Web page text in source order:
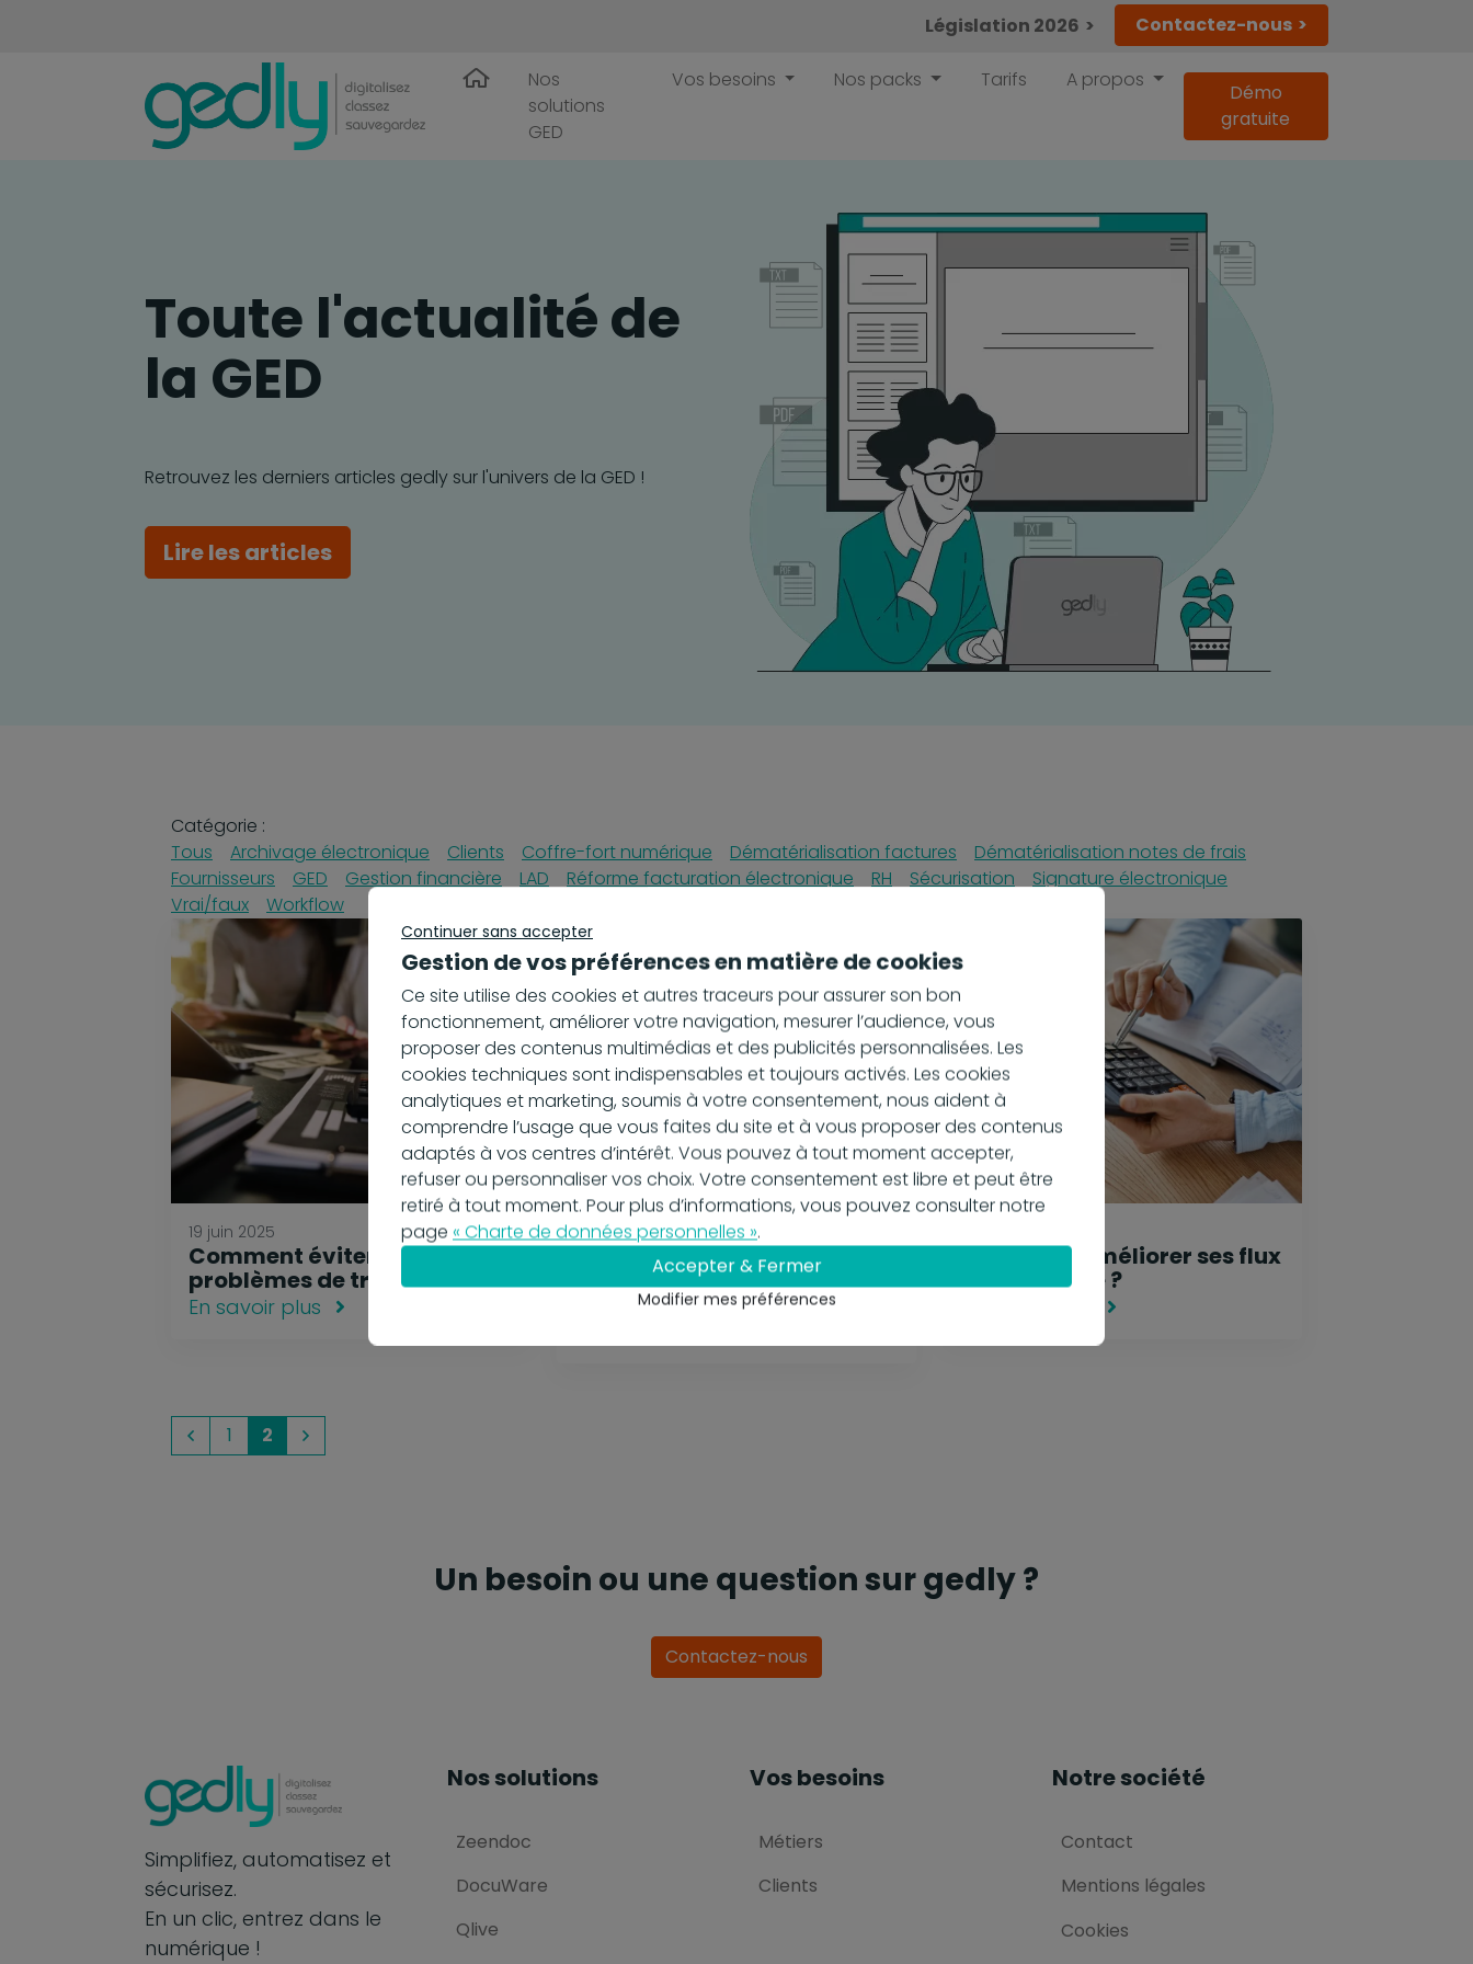
Législation 2026 Contactez-nous
Nos
solutions
GED
Vos besoins Nos packs Tarifs A propos
Démo
gratuite
Toute l'actualité de
la GED
Retrouvez les derniers articles gedly sur l'univers de la GED !
Lire les articles
Catégorie :
Tous
Archivage électronique Clients Coffre-fort numérique Dématérialisation factures
Dématérialisation notes de frais
Fournisseurs
GED Gestion financière LAD Réforme facturation électronique RH Sécurisation
Signature électronique
Vrai/faux
Workflow
19 juin 2025
Comment éviter les
problèmes de trésorerie ?
En savoir plus
16 juin 2025
À quoi sert le Fichier des
Écritures Comptables (FEC)
Comment améliorer ses flux
de trésorerie ?
Précédent
1 2 Suivant
Un besoin ou une question sur gedly ?
Contactez-nous
Simplifiez, automatisez et
sécurisez.
En un clic, entrez dans le
numérique !
Nos solutions
Zeendoc
DocuWare
Qlive
Vos besoins
Métiers
Clients
Notre société
Contact
Mentions légales
Cookies
Continuer sans accepter
Gestion de vos préférences en matière de cookies
Ce site utilise des cookies et autres traceurs pour assurer son bon
fonctionnement, améliorer votre navigation, mesurer l’audience, vous
proposer des contenus multimédias et des publicités personnalisées. Les
cookies techniques sont indispensables et toujours activés. Les cookies
analytiques et marketing, soumis à votre consentement, nous aident à
comprendre l’usage que vous faites du site et à vous proposer des contenus
adaptés à vos centres d’intérêt. Vous pouvez à tout moment accepter,
refuser ou personnaliser vos choix. Votre consentement est libre et peut être
retiré à tout moment. Pour plus d’informations, vous pouvez consulter notre
page « Charte de données personnelles ».
Accepter & Fermer
Modifier mes préférences